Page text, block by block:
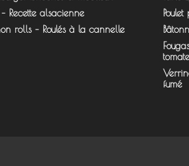
Recette alsacienne
rolls – Roulés à la cannelle
fumé